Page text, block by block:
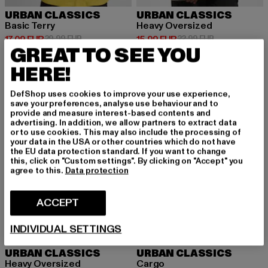
URBAN CLASSICS
Basic Terry
17,09 EUR
Ajankohtainen hinta: 17,09 EUR
29,99 EURKampanjahinta: 29,99 EUR
URBAN CLASSICS
Heavy Oversized
15,99 EUR
Ajankohtainen hinta: 15,99 EUR
22,99 EUR
URBAN CLASSICS
Heavy Oversized
URBAN CLASSICS
Cargo
GREAT TO SEE YOU
HERE!
DefShop uses cookies to improve your use experience,
save your preferences, analyse use behaviour and to
provide and measure interest-based contents and
advertising. In addition, we allow partners to extract data
or to use cookies. This may also include the processing of
your data in the USA or other countries which do not have
the EU data protection standard. If you want to change
this, click on "Custom settings". By clicking on "Accept" you
agree to this. Data protection
ACCEPT
INDIVIDUAL SETTINGS